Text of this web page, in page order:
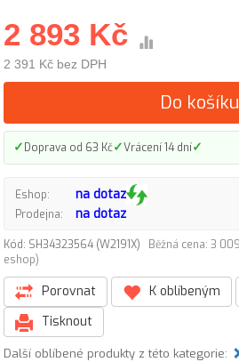
2 893 Kč
2 391 Kč bez DPH
Do košíku
✓Doprava od 63 Kč✓Vrácení 14 dní✓
Eshop: na dotaz
Prodejna: na dotaz
Kód: SH34323564 (W2191X)
Běžná cena: 3
eshop)
Porovnat K oblíbeným
Tisknout
Další oblíbené produkty z této kategorie: